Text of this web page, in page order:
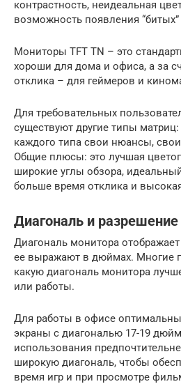
контрастность, неидеальная
возможность появления
Мониторы TFT TN – это
хороши для дома и офиса, а за
отклика – для геймеров и
Для требовательных
существуют другие типы матриц:
каждого типа свои нюансы,
Общие плюсы: это лучшая
широкие углы обзора,
больше время отклика и
Диагональ и разрешение
Диагональ монитора
ее выражают в дюймах. Многие
какую диагональ монитора
или работы.
Для работы в офисе
экраны с диагональю 17-19
использования
широкую диагональ, чтобы
время игр и при просмотре